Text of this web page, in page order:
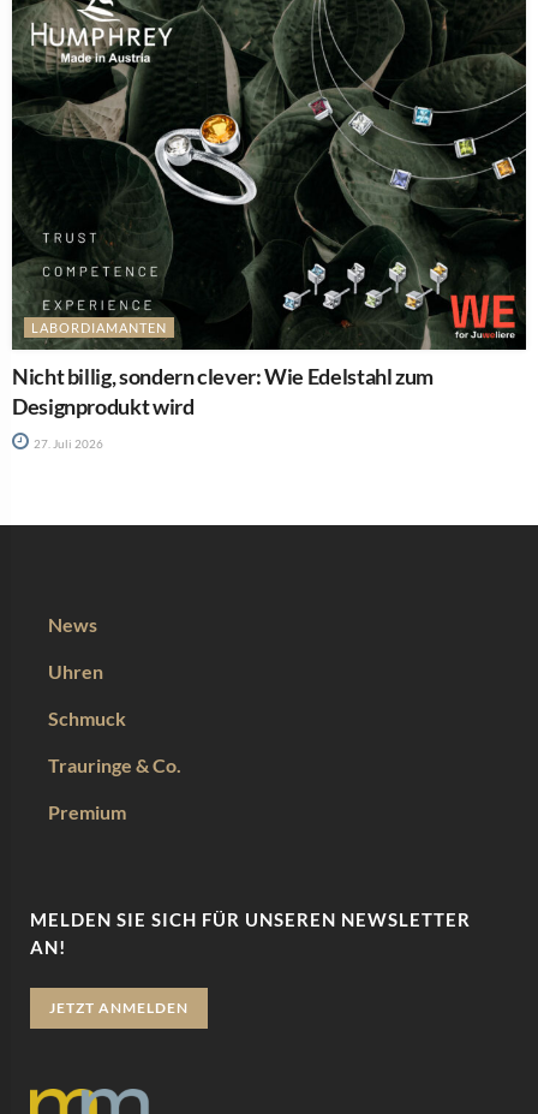
LABORDIAMANTEN
Nicht billig, sondern clever: Wie Edelstahl zum
Designprodukt wird
27. Juli 2026
News
Uhren
Schmuck
Trauringe & Co.
Premium
MELDEN SIE SICH FÜR UNSEREN NEWSLETTER
AN!
JETZT ANMELDEN